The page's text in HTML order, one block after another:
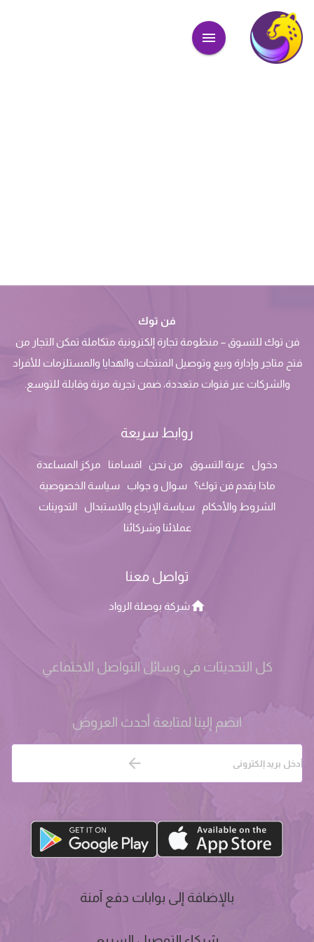
فن توك
فن توك للتسوق – منظومة تجارة إلكترونية متكاملة تمكن التجار من
فتح متاجر وإدارة وبيع وتوصيل المنتجات والهدايا والمستلزمات للأفراد
والشركات عبر قنوات متعددة، ضمن تجربة مرنة وقابلة للتوسع.
روابط سريعة
دخول عربة التسوق من نحن اقسامنا
مركز المساعدة
ماذا يقدم فن توك؟
سوال و جواب
سياسة الخصوصية
الشروط والأحكام
سياسة الإرجاع والاستبدال
التدوينات
عملائنا وشركائنا
تواصل معنا
شركة بوصلة الرواد
كل التحديثات في وسائل التواصل الاجتماعي
انضم إلينا لمتابعة أحدث العروض
بالإضافة إلى بوابات دفع آمنة